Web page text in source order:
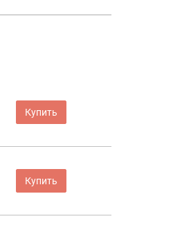
Купить
Купить